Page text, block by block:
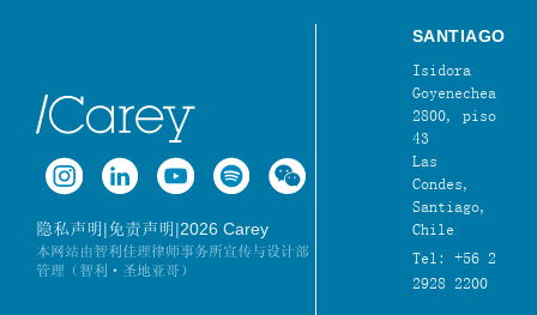
隐私声明|免责声明|2026 Carey
本网站由智利佳理律师事务所宣传与设计部
管理（智利·圣地亚哥）
SANTIAGO
Isidora
Goyenechea
2800, piso
43
Las
Condes,
Santiago,
Chile
Tel: +56 2
2928 2200